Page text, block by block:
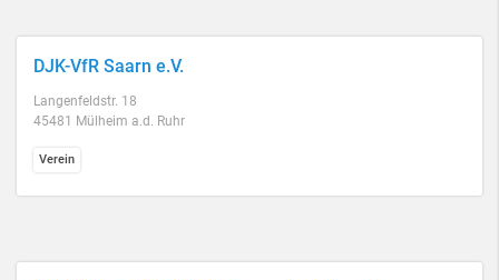
DJK-VfR Saarn e.V.
Langenfeldstr. 18
45481 Mülheim a.d. Ruhr
Verein